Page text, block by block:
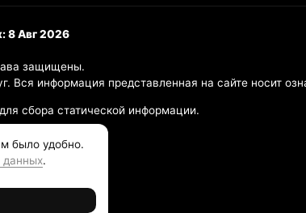
8 Авг 2026
защищены.
Вся информация представленная на сайте носит
сбора статической информации.
было удобно.
данных.